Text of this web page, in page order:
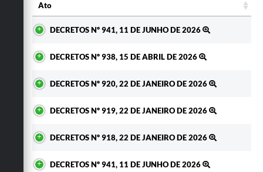
Ato
DECRETOS Nº 941, 11 DE JUNHO DE 2026
DECRETOS Nº 938, 15 DE ABRIL DE 2026
DECRETOS Nº 920, 22 DE JANEIRO DE 2026
DECRETOS Nº 919, 22 DE JANEIRO DE 2026
DECRETOS Nº 918, 22 DE JANEIRO DE 2026
DECRETOS Nº 941, 11 DE JUNHO DE 2026